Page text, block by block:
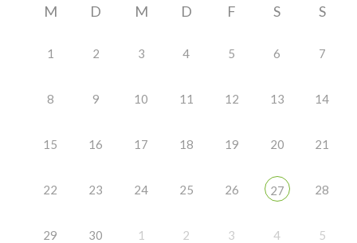
M D M D F S S
1 2 3 4 5 6 7
8 9 10 11 12 13 14
15 16 17 18 19 20 21
22 23 24 25 26 27 28
29 30 1 2 3 4 5